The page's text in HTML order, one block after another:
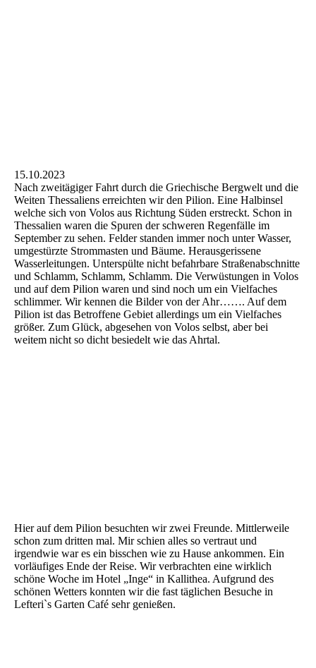
15.10.2023
Nach zweitägiger Fahrt durch die Griechische Bergwelt und die
Weiten Thessaliens erreichten wir den Pilion. Eine Halbinsel
welche sich von Volos aus Richtung Süden erstreckt. Schon in
Thessalien waren die Spuren der schweren Regenfälle im
September zu sehen. Felder standen immer noch unter Wasser,
umgestürzte Strommasten und Bäume. Herausgerissene
Wasserleitungen. Unterspülte nicht befahrbare Straßenabschnitte
und Schlamm, Schlamm, Schlamm. Die Verwüstungen in Volos
und auf dem Pilion waren und sind noch um ein Vielfaches
schlimmer. Wir kennen die Bilder von der Ahr……. Auf dem
Pilion ist das Betroffene Gebiet allerdings um ein Vielfaches
größer. Zum Glück, abgesehen von Volos selbst, aber bei
weitem nicht so dicht besiedelt wie das Ahrtal.
Hier auf dem Pilion besuchten wir zwei Freunde. Mittlerweile
schon zum dritten mal. Mir schien alles so vertraut und
irgendwie war es ein bisschen wie zu Hause ankommen. Ein
vorläufiges Ende der Reise. Wir verbrachten eine wirklich
schöne Woche im Hotel „Inge“ in Kallithea. Aufgrund des
schönen Wetters konnten wir die fast täglichen Besuche in
Lefteri`s Garten Café sehr genießen.